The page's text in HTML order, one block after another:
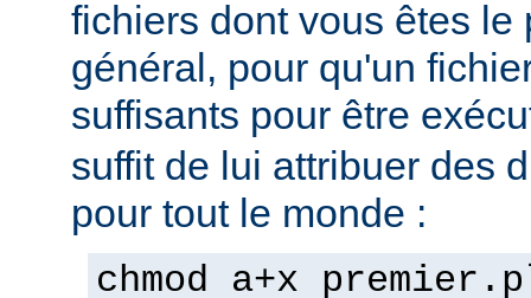
fichiers dont vous êtes le
général, pour qu'un
suffisants pour être
suffit de lui attribuer des
pour tout le monde :
chmod a+x